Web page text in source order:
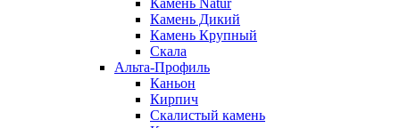
Камень Natur
Камень Дикий
Камень Крупный
Скала
Альта-Профиль
Каньон
Кирпич
Скалистый камень